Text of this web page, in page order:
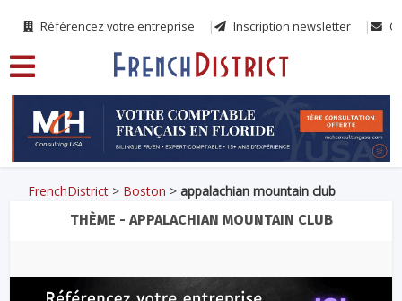
Référencez votre entreprise Inscription newsletter
FrenchDistrict > Boston >appalachian mountain club
THÈME - APPALACHIAN MOUNTAIN CLUB